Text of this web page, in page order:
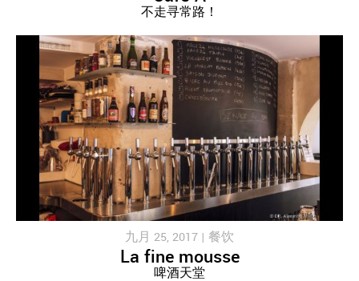
不走寻常路！
九月 25, 2017 | 餐饮
La fine mousse
啤酒天堂